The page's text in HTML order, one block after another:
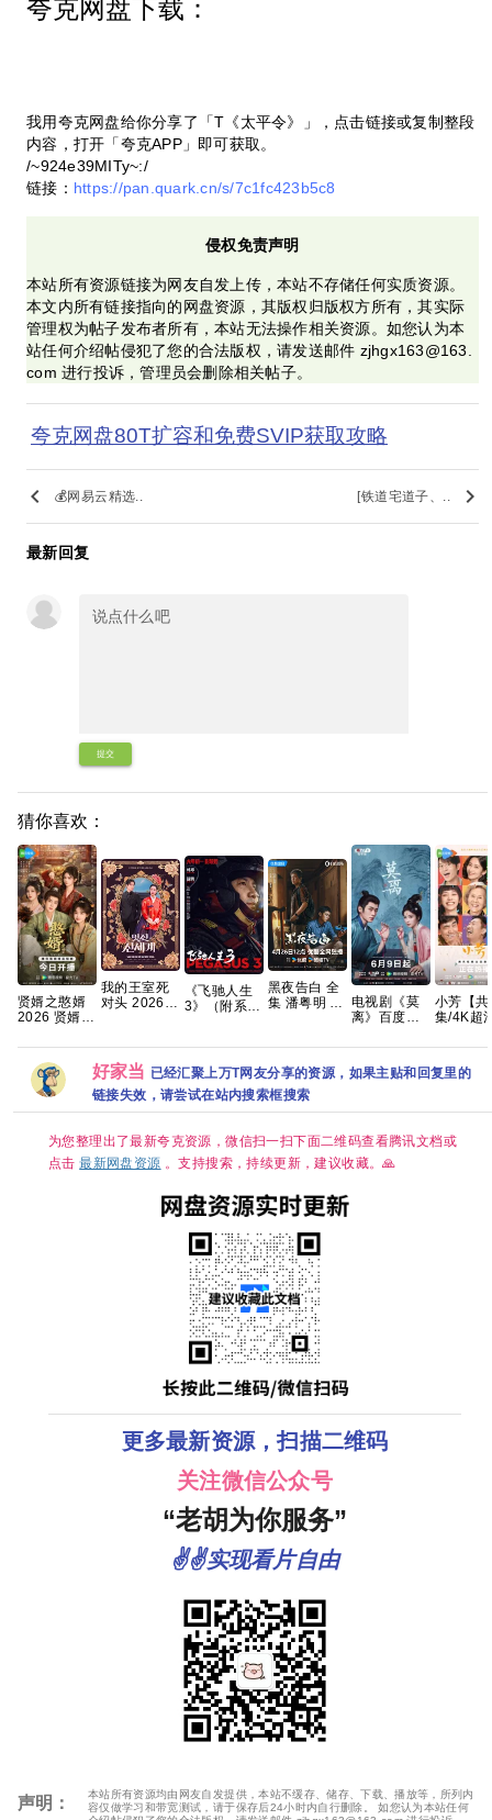
夸克网盘下载：
我用夸克网盘给你分享了「T《太平令》」，点击链接或复制整段
内容，打开「夸克APP」即可获取。
/~924e39MITy~:/
链接： https://pan.quark.cn/s/7c1fc423b5c8
侵权免责声明
本站所有资源链接为网友自发上传，本站不存储任何实质资源。
本文内所有链接指向的网盘资源，其版权归版权方所有，其实际
管理权为帖子发布者所有，本站无法操作相关资源。如您认为本
站任何介绍帖侵犯了您的合法版权，请发送邮件 zjhgx163@163.
com 进行投诉，管理员会删除相关帖子。
夸克网盘80T扩容和免费SVIP获取攻略
keyboard_arrow_left 💰网易云精选.. [铁道宅道子、.. keyboard_arrow_right
最新回复
提交
猜你喜欢：
贤婿之憨婿
2026 贤婿2
情 潘毅鸿 朱
容君 范梦 徐
紫茵 已更最
新 夸克
我的王室死
对头 2026
情】 【林智
妍 / 许南
俊】【韩剧
中字】
《飞驰人生
3》（附系
本煜 魏翔 沙
溢 范丞丞 孙
艺洲2026/剧
情/喜剧/运
动/4K电影
黑夜告白 全
集 潘粤明 /
+】
电视剧《莫
离》百度网
清免费资源
分享
小芳【
集/4K超
手慢无🈲
辛云来｜
芳出嫁，
八黄金档
好家当 已经汇聚上万T网友分享的资源，如果主贴和回复里的
链接失效，请尝试在站内搜索框搜索
为您整理出了最新夸克资源，微信扫一扫下面二维码查看腾讯文档或
点击最新网盘资源 。支持搜索，持续更新，建议收藏。🙏
更多最新资源，扫描二维码
关注微信公众号
“老胡为你服务”
✌✌实现看片自由
声明：
本站所有资源均由网友自发提供，本站不缓存、储存、下载、播放等，所列内
容仅做学习和带宽测试，请于保存后24小时内自行删除。 如您认为本站任何